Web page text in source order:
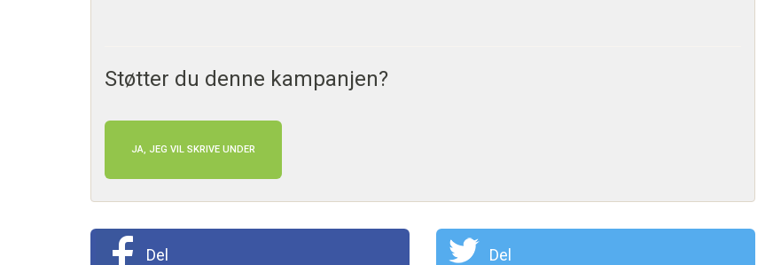
Støtter du denne kampanjen?
JA, JEG VIL SKRIVE UNDER
Del Del